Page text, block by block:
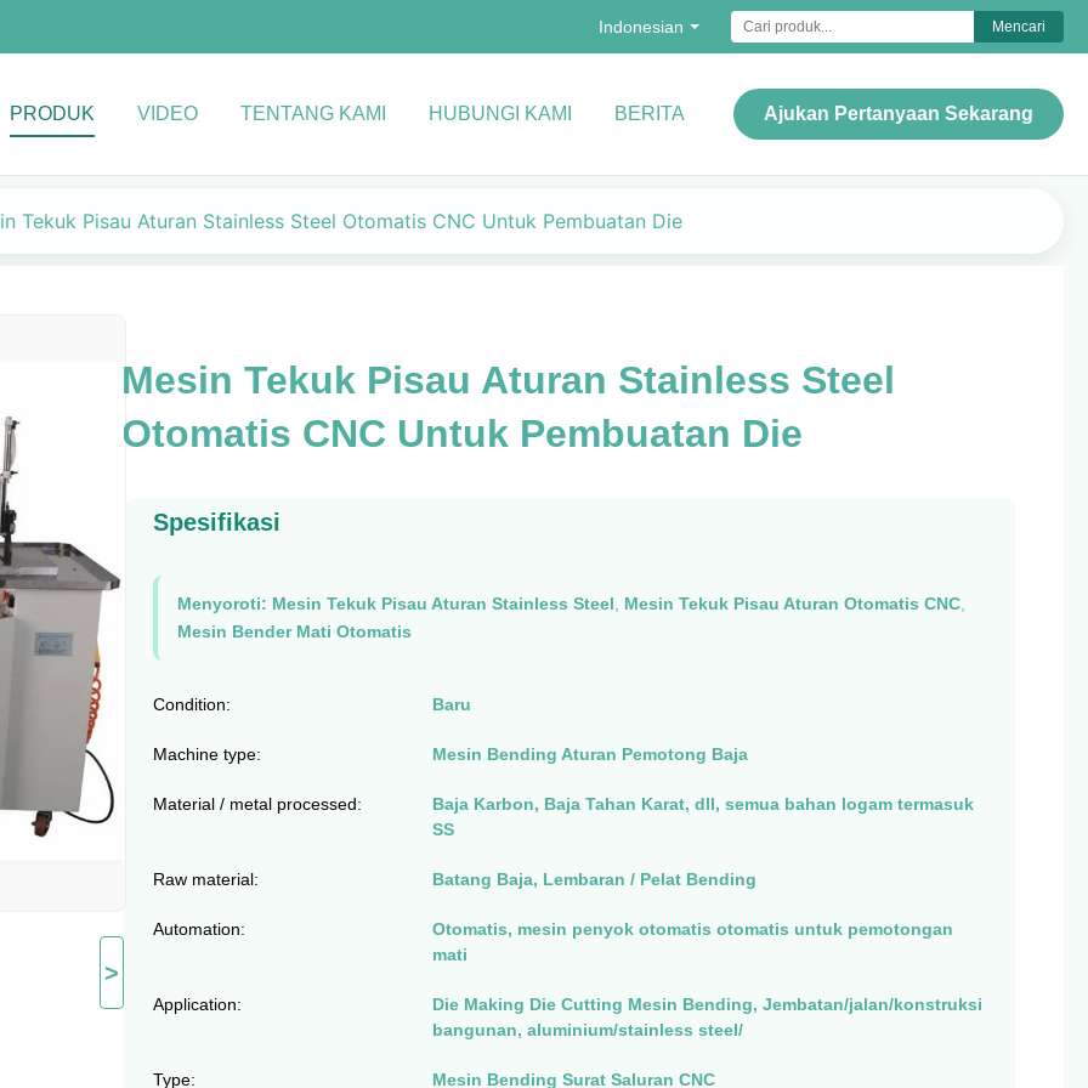
Indonesian Mencari
PRODUK VIDEO TENTANG KAMI HUBUNGI KAMI BERITA Ajukan Pertanyaan Sekarang
Tekuk Pisau Aturan Stainless Steel Otomatis CNC Untuk Pembuatan Die
>
Mesin Tekuk Pisau Aturan Stainless Steel
Otomatis CNC Untuk Pembuatan Die
Spesifikasi
Menyoroti: Mesin Tekuk Pisau Aturan Stainless Steel Mesin Tekuk Pisau Aturan Otomatis CNC,
Mesin Bender Mati Otomatis
Condition: Baru
Machine type: Mesin Bending Aturan Pemotong Baja
Material / metal processed:
Baja Karbon, Baja Tahan Karat, dll, semua bahan logam termasuk
SS
Raw material: Batang Baja, Lembaran / Pelat Bending
Automation:
Otomatis, mesin penyok otomatis otomatis untuk pemotongan
mati
Application:
Die Making Die Cutting Mesin Bending, Jembatan/jalan/konstruksi
bangunan, aluminium/stainless steel/
Type: Mesin Bending Surat Saluran CNC